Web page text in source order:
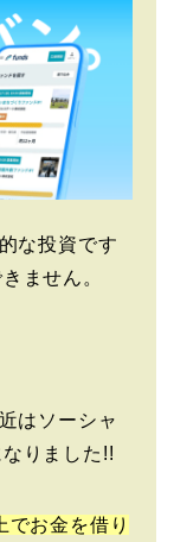
な投資です
ません。
はソーシャ
りました!!
でお金を借り